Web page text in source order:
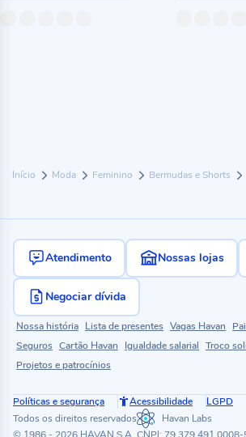
Início Moda Feminino Bermudas e Shorts
Atendimento Nossas lojas
Negociar dívida
Nossa história Lista de presentes Vagas Havan
Seguros Cartão Havan Igualdade salarial Troco
Projetos e patrocínios
Políticas e segurança Acessibilidade
LGPD
Todos os direitos reservados
Havan Labs